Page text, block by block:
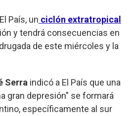
País, un ciclón extratropical
y tendrá consecuencias en
de este miércoles y la
Serra indicó a El País que una
gran depresión" se formará
específicamente al sur